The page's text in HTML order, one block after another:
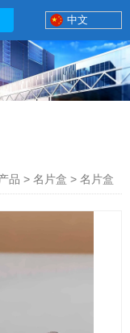
中文
品 > 名片盒 > 名片盒